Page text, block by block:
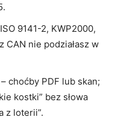
9141-2, KWP2000,
CAN nie podziałasz w
– choćby PDF lub skan;
kostki” bez słowa
z loterii”.